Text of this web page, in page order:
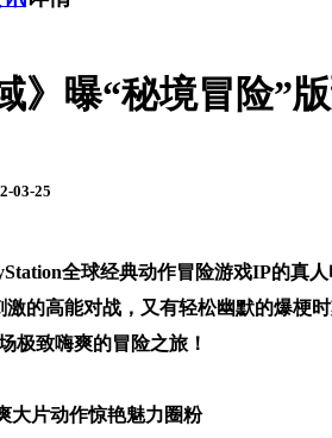
》曝“秘境冒险”
03-25
全球经典动作冒险游戏IP的真
激的高能对战，又有轻松幽默的爆梗
极致嗨爽的冒险之旅！
大片动作惊艳魅力圈粉